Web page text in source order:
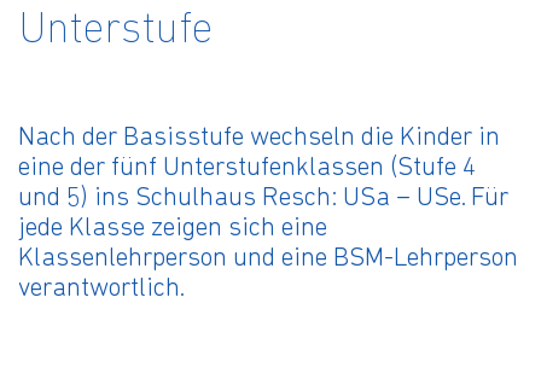
Unterstufe
Nach der Basisstufe wechseln die Kinder in
eine der fünf Unterstufenklassen (Stufe 4
und 5) ins Schulhaus Resch: USa – USe. Für
jede Klasse zeigen sich eine
Klassenlehrperson und eine BSM-Lehrperson
verantwortlich.